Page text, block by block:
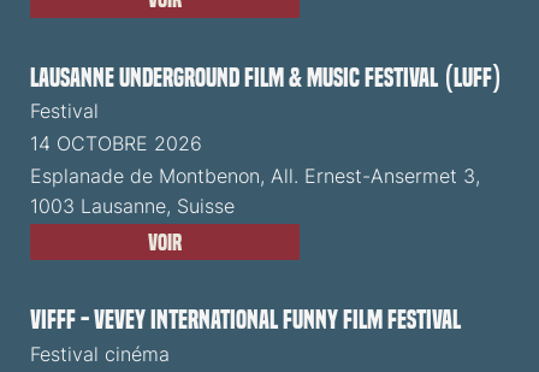
Lausanne Underground Film & Music Festival (LUFF)
Festival
14 OCTOBRE 2026
Esplanade de Montbenon, All. Ernest-Ansermet 3,
1003 Lausanne, Suisse
Voir
VIFFF - Vevey International Funny Film Festival
Festival cinéma